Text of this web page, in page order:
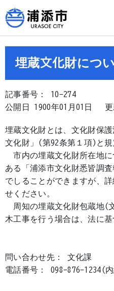
埋蔵文化財につ
記事番号： 10-274
公開日 1900年01月01日
埋蔵文化財とは、文化財保
文化財」(第92条第１項)と規
市内の埋蔵文化財所在地に
ある「浦添市文化財悉皆調
でしることができますが、
せください。
周知の埋蔵文化財包蔵地(
木工事を行う場合は、法に
問い合わせ先： 文化課
電話番号： 098-876-1234(